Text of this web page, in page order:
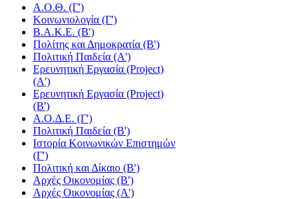
Α.Ο.Θ. (Γ')
Κοινωνιολογία (Γ')
Β.Α.Κ.Ε. (Β')
Πολίτης και Δημοκρατία (Β')
Πολιτική Παιδεία (A')
Ερευνητική Εργασία (Project)
(Α')
Ερευνητική Εργασία (Project)
(Β')
Α.Ο.Δ.Ε. (Γ')
Πολιτική Παιδεία (Β')
Ιστορία Κοινωνικών Επιστημών
(Γ')
Πολιτική και Δίκαιο (Β')
Αρχές Οικονομίας (Β')
Αρχές Οικονομίας (Α')